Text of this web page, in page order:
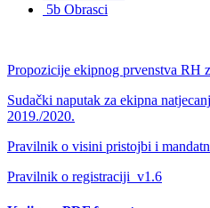
5b Obrasci
Propozicije ekipnog prvenstva RH
Sudački naputak za ekipna
2019./2020.
Pravilnik o visini pristojbi i
Pravilnik o registraciji_v1.6